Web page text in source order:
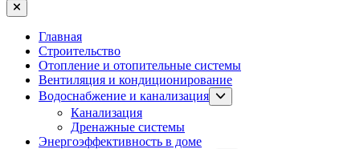
Close
Главная
Строительство
Отопление и отопительные системы
Вентиляция и кондиционирование
Водоснабжение и канализация
Show
sub
Канализация
Дренажные системы
Энергоэффективность в доме